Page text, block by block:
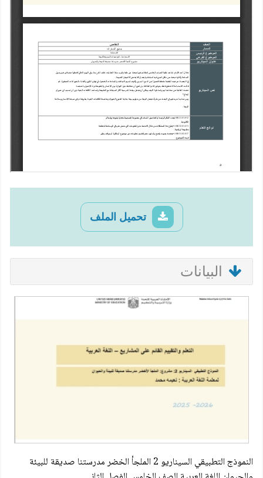
تحميل الملف
البيانات
النموذج التطبيقي السيناريو 2 الملجأ الخضر مدرستنا صديقة للبيئة